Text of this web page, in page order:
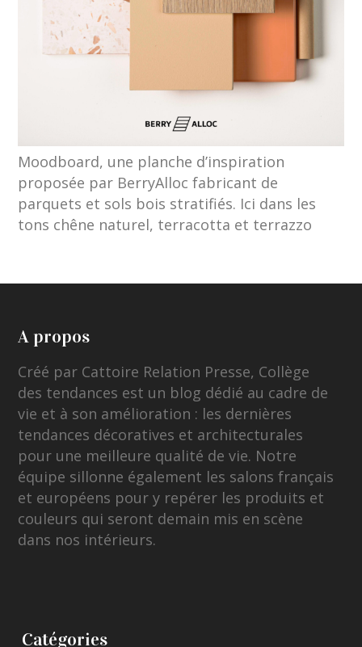
Moodboard, une planche d’inspiration
proposée par BerryAlloc fabricant de
parquets et sols bois stratifiés. Ici dans les
tons chêne naturel, terracotta et terrazzo
A propos
Créé par Cattoire Relation Presse, Collège
des tendances est un blog dédié au cadre de
vie et à son amélioration : les dernières
tendances décoratives et architecturales
pour une meilleure qualité de vie. Notre
équipe sillonne également les salons français
et européens pour y repérer les produits et
couleurs qui seront demain mis en scène
dans nos intérieurs.
Catégories